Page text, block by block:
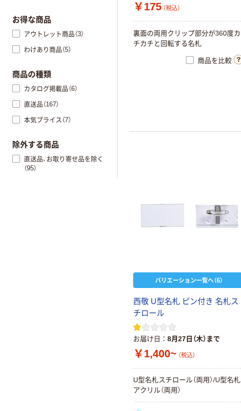
￥175 （税込）
裏面の両用クリップ部分が360度カ
チカチと回転する名札
商品を比較
バリエーション一覧へ（6）
西敬 U型名札 ピン付き 名札ス
チロール
お届け日 8月27日（木）まで
￥1,400~ （税込）
U型名札スチロール（両用）/U型名札
アクリル（両用）
お得な商品
アウトレット商品（3）
わけあり商品（5）
商品の種類
カタログ掲載品（6）
直送品（167）
本気プライス（7）
除外する商品
直送品、お取り寄せ品を除く
（95）